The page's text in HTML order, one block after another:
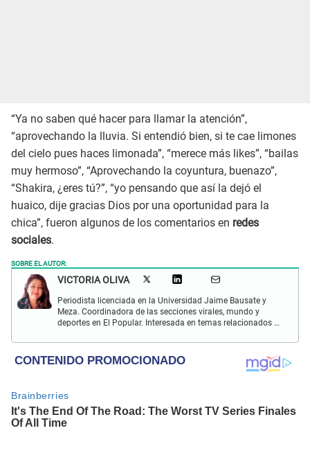
“Ya no saben qué hacer para llamar la atención”,
“aprovechando la lluvia. Si entendió bien, si te cae limones
del cielo pues haces limonada”, “merece más likes”, “bailas
muy hermoso”, “Aprovechando la coyuntura, buenazo”,
“Shakira, ¿eres tú?”, “yo pensando que así la dejó el
huaico, dije gracias Dios por una oportunidad para la
chica”, fueron algunos de los comentarios en redes
sociales.
SOBRE EL AUTOR:
VICTORIA OLIVA
Periodista licenciada en la Universidad Jaime Bausate y
Meza. Coordinadora de las secciones virales, mundo y
deportes en El Popular. Interesada en temas relacionados a